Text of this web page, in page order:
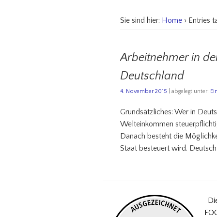
Sie sind hier: Home › Entries
Arbeitnehmer in
Deutschland
4. November 2015 | abgelegt unter:
Grundsätzliches: Wer in
Welteinkommen
Danach besteht die
Staat besteuert wird.